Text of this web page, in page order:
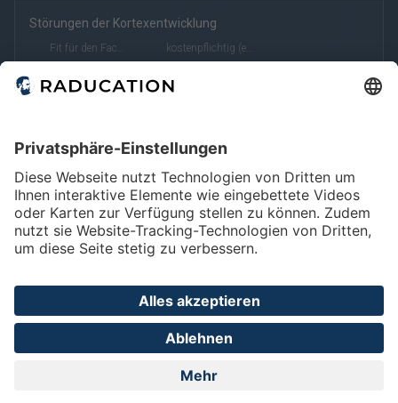
Störungen der Kortexentwicklung
Fit für den Facharzt kostenpflichtig (eRef)
Impressum